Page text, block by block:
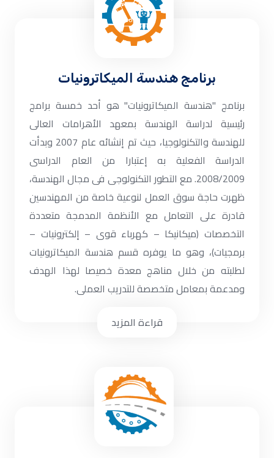
برنامج هندسة الميكاترونيات
برنامج "هندسة الميكاترونيات" هو أحد خمسة برامج
رئيسية لدراسة الهندسة بمعهد الأهرامات العالى
للهندسة والتكنولوجيا، حيث تم إنشائه عام 2007 وبدأت
الدراسة الفعلية به إعتبارا من العام الدراسى
2008/2009. مع التطور التكنولوجى فى مجال الهندسة،
ظهرت حاجة سوق العمل لنوعية خاصة من المهندسين
قادرة على التعامل مع الأنظمة المدمجة متعددة
التخصصات (ميكانيكا – كهرباء قوى – إلكترونيات –
برمجيات)، وهو ما يوفره قسم هندسة الميكاترونيات
لطلبته من خلال مناهج معدة خصيصا لهذا الهدف
ومدعمة بمعامل متخصصة للتدريب العملى.
قراءة المزيد